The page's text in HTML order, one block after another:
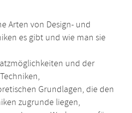
Arten von Design- und
es gibt und wie man sie
und der
Grundlagen, die den
zugrunde liegen,